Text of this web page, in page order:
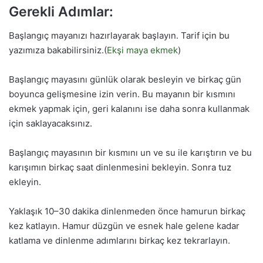
Gerekli Adımlar:
Başlangıç mayanızı hazırlayarak başlayın. Tarif için bu
yazımıza bakabilirsiniz.(Ekşi maya ekmek)
Başlangıç mayasını günlük olarak besleyin ve birkaç gün
boyunca gelişmesine izin verin. Bu mayanın bir kısmını
ekmek yapmak için, geri kalanını ise daha sonra kullanmak
için saklayacaksınız.
Başlangıç mayasının bir kısmını un ve su ile karıştırın ve bu
karışımın birkaç saat dinlenmesini bekleyin. Sonra tuz
ekleyin.
Yaklaşık 10–30 dakika dinlenmeden önce hamurun birkaç
kez katlayın. Hamur düzgün ve esnek hale gelene kadar
katlama ve dinlenme adımlarını birkaç kez tekrarlayın.